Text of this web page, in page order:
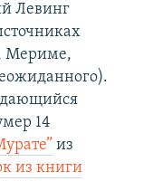
Левинг
Мериме,
14
из
из книги